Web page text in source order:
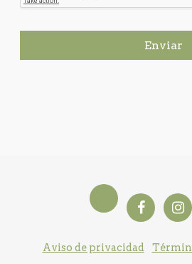
Enviar
Aviso de privacidad